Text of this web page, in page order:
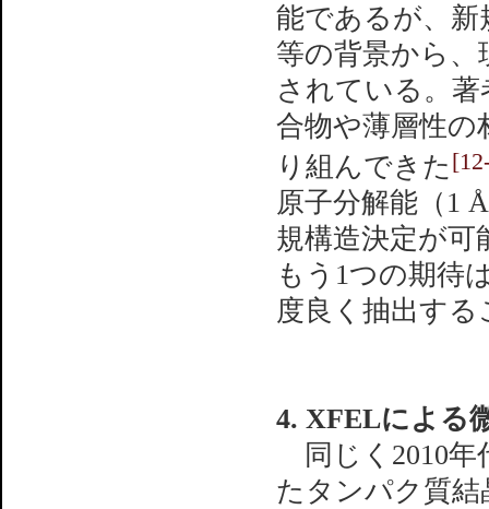
能であるが、
等の背景から、
されている。
合物や薄層性の
り組んできた
原子分解能（1
規構造決定が可
もう1つの期待
度良く抽出す
4. XFELによる
同じく2010年
たタンパク質